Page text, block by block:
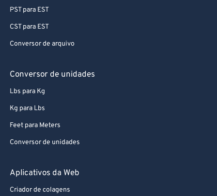
PST para EST
CST para EST
Conversor de arquivo
Conversor de unidades
Lbs para Kg
Kg para Lbs
Feet para Meters
Conversor de unidades
Aplicativos da Web
Criador de colagens